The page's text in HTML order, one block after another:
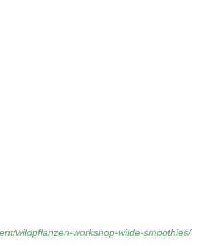
wildpflanzen-workshop-wilde-smoothies/